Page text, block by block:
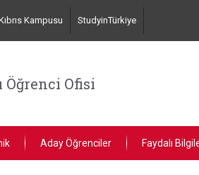
Kampusu StudyinTürkiye
Öğrenci Ofisi
Aday Öğrenciler Faydalı